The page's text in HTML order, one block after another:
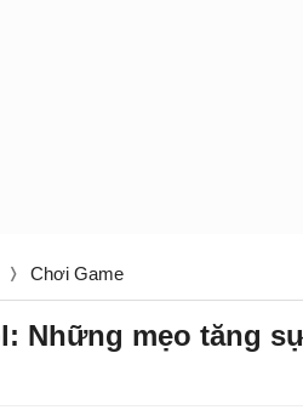
Chơi Game
Những mẹo tăng